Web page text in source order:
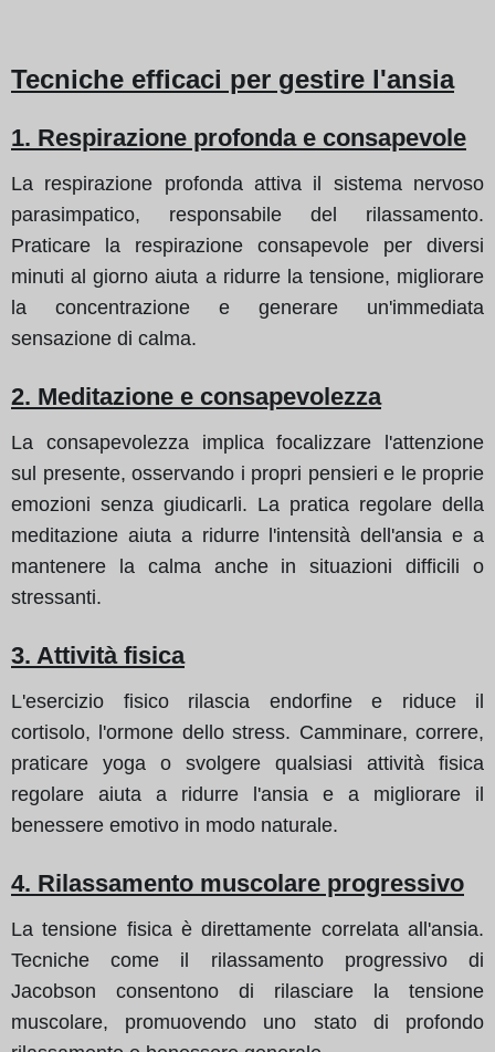
Tecniche efficaci per gestire l'ansia
1. Respirazione profonda e consapevole
La respirazione profonda attiva il sistema nervoso
parasimpatico, responsabile del rilassamento.
Praticare la respirazione consapevole per diversi
minuti al giorno aiuta a ridurre la tensione, migliorare
la concentrazione e generare un'immediata
sensazione di calma.
2. Meditazione e consapevolezza
La consapevolezza implica focalizzare l'attenzione
sul presente, osservando i propri pensieri e le proprie
emozioni senza giudicarli. La pratica regolare della
meditazione aiuta a ridurre l'intensità dell'ansia e a
mantenere la calma anche in situazioni difficili o
stressanti.
3. Attività fisica
L'esercizio fisico rilascia endorfine e riduce il
cortisolo, l'ormone dello stress. Camminare, correre,
praticare yoga o svolgere qualsiasi attività fisica
regolare aiuta a ridurre l'ansia e a migliorare il
benessere emotivo in modo naturale.
4. Rilassamento muscolare progressivo
La tensione fisica è direttamente correlata all'ansia.
Tecniche come il rilassamento progressivo di
Jacobson consentono di rilasciare la tensione
muscolare, promuovendo uno stato di profondo